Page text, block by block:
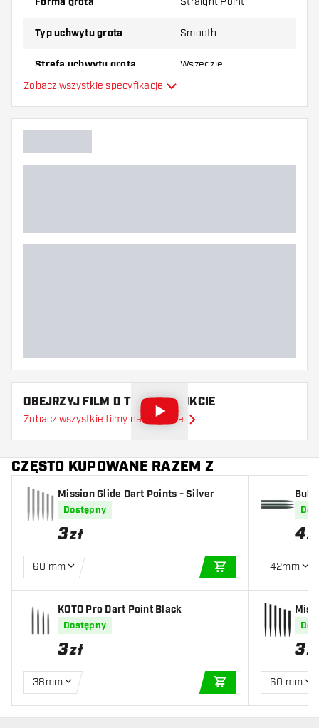
Typ uchwytu grota Smooth
Strefa uchwytu grota Wszędzie
Długość grota
Zobacz wszystkie specyfikacje
OBEJRZYJ FILM O TYM PRODUKCIE
Zobacz wszystkie filmy na YouTube
CZĘSTO KUPOWANE RAZEM Z
Mission Glide Dart Points - Silver
Dostępny
3zł
60 mm
DODAJ DO
KOTO Pro Dart Point Black
Dostępny
3zł
38mm
DODAJ DO
4zł
42mm
3zł
60 mm